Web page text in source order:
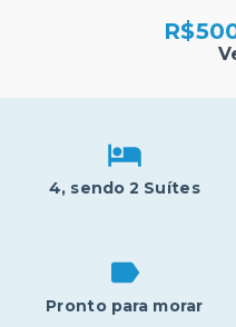
4, sendo 2 Suítes
Pronto para morar